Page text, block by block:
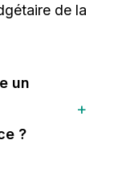
de la
un
?